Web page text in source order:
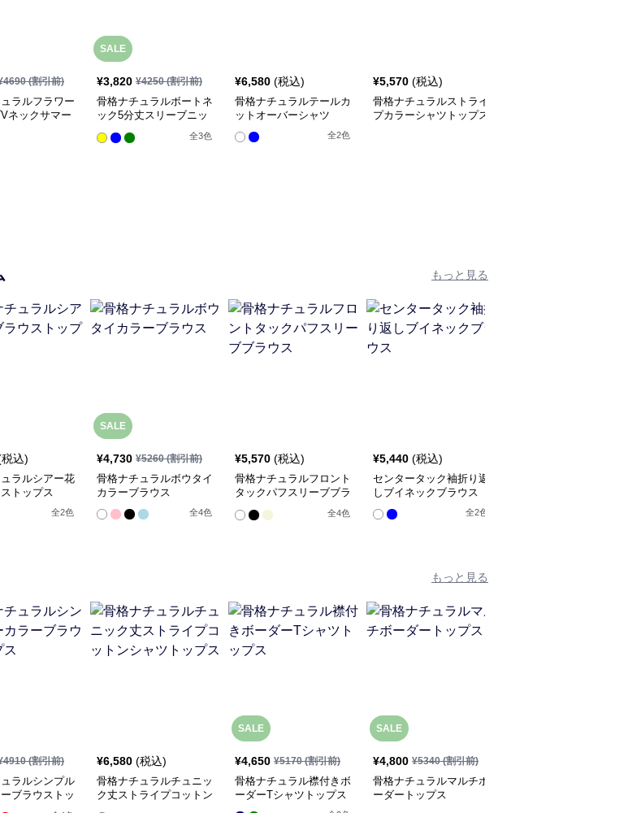
4690(割引前)
ラルフラワー
ネックサマー
SALE
¥3,820 ¥4250(割引前)
骨格ナチュラルボートネ
ック5分丈スリーブニッ
全3色
¥6,580 (税込)
骨格ナチュラルテールカ
ットオーバーシャツ
全2色
¥5,570 (税込)
骨格ナチュラルストライ
プカラーシャツトップス
もっと見る
込)
ラルシアー花
トップス
全2色
SALE
¥4,730 ¥5260(割引前)
骨格ナチュラルボウタイ
カラーブラウス
全4色
¥5,570 (税込)
骨格ナチュラルフロント
タックパフスリーブブラ
全4色
¥5,440 (税込)
センタータック袖折り返
しブイネックブラウス
全2色
もっと見る
4910(割引前)
ラルシンプル
ブラウストッ
¥6,580 (税込)
骨格ナチュラルチュニッ
ク丈ストライプコットン
SALE
¥4,650 ¥5170(割引前)
骨格ナチュラル襟付きボ
ーダーTシャツトップス
SALE
¥4,800 ¥5340(割引前)
骨格ナチュラルマルチボ
ーダートップス